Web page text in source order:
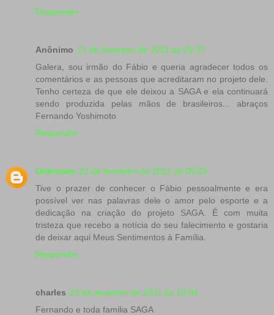
Responder
Anônimo 21 de fevereiro de 2011 às 05:37
Galera, sou irmão do Fábio e queria agradecer todos os
comentários e as pessoas que acreditaram no projeto dele.
Tenho certeza de que ele deixou a SAGA e ela continuará
sendo produzida pelas mãos de brasileiros... abraços
Fernando Yoshimoto
Responder
Unknown 22 de fevereiro de 2011 às 09:20
Tive o prazer de conhecer o Fábio pessoalmente e era
possível ver nas palavras dele o amor pelo esporte e a
dedicação na criação do projeto SAGA. É com muita
tristeza que recebo a notícia do seu falecimento e gostaria
de deixar aqui Meus Sentimentos à Família.
Responder
charles 23 de fevereiro de 2011 às 10:04
Fernando e toda familia SAGA